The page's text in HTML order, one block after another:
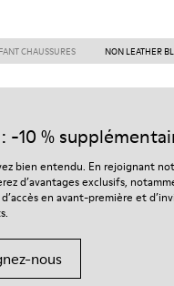
CHAUSSURES NON LEATHER
-10 %
bien entendu. En rejoignant
d’avantages exclusifs,
en avant-première et
nous